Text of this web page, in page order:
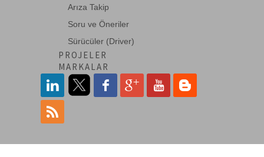
Arıza Takip
Soru ve Öneriler
Sürücüler (Driver)
PROJELER
MARKALAR